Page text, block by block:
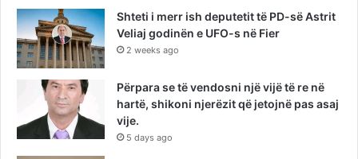
Shteti i merr ish deputetit të PD-së Astrit
Veliaj godinën e UFO-s në Fier
2 weeks ago
Përpara se të vendosni një vijë të re në
hartë, shikoni njerëzit që jetojnë pas asaj
vije.
5 days ago